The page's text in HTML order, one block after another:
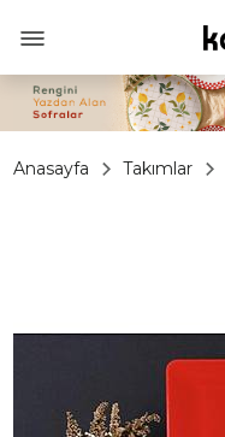
Anasayfa Takımlar